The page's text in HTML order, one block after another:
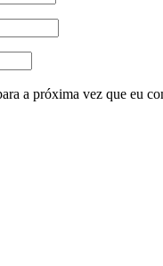
a próxima vez que eu